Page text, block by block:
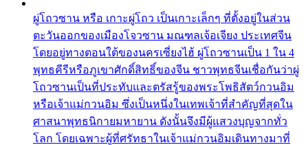
ผู่โถวซาน หรือ เกาะผู่โถว เป็นเกาะเล็กๆ ที่ตั้งอยู่ในส่วน
ตะวันออกของเมืองโจวซาน มณฑลเจ้อเจียง ประเทศจีน
โดยอยู่ทางตอนใต้ของนครเซี่ยงไฮ้ ผู่โถวซานเป็น 1 ใน 4
พุทธคีรีหรือภูเขาศักดิ์สิทธิ์ของจีน ชาวพุทธจีนเชื่อกันว่าผู่
โถวซานเป็นที่ประทับและตรัสรู้ของพระโพธิสัตว์กวนอิม
หรือเจ้าแม่กวนอิม ซึ่งเป็นหนึ่งในเทพเจ้าที่สำคัญที่สุดใน
ศาสนาพุทธนิกายมหายาน ดังนั้นจึงมีผู้แสวงบุญจากทั่ว
โลก โดยเฉพาะผู้ที่ศรัทธาในเจ้าแม่กวนอิมเดินทางมาที่